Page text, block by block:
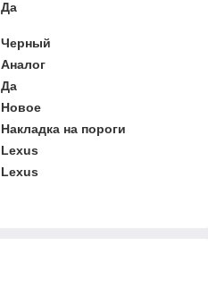
Да
Черный
Аналог
Да
Новое
Накладка на пороги
Lexus
Lexus